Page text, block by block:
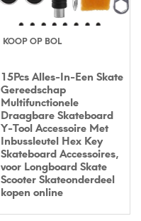
KOOP OP BOL
15Pcs Alles-In-Een Skate
Gereedschap
Multifunctionele
Draagbare Skateboard
Y-Tool Accessoire Met
Inbussleutel Hex Key
Skateboard Accessoires,
voor Longboard Skate
Scooter Skateonderdeel
kopen online